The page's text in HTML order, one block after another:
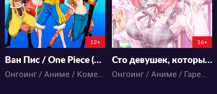
2:6:39:31
12+
Ван Пис / One Piece (892-... В НАШЕЙ ОЗВУЧКЕ)
Онгоинг / Аниме / Комедия / Приключения / Сёнэн / Фэнтези / Экшен
2:7:49:31
16+
Сто девушек, которые очень-очень-очень-очень-очень сильно тебя любят 3
Онгоинг / Аниме / Гарем / Комедия / Романтика / Школа